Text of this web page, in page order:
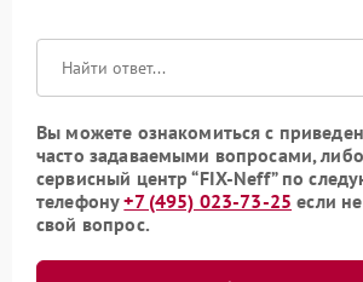
Вы можете ознакомиться с
часто задаваемыми вопросами,
сервисный центр “FIX-Neff” по
телефону+7 (495) 023-73-25 если
свой вопрос.